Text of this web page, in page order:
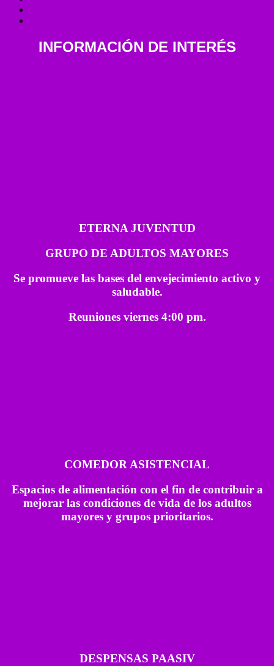
INFORMACIÓN DE INTERÉS
ETERNA JUVENTUD
GRUPO DE ADULTOS MAYORES
Se promueve las bases del envejecimiento activo y
saludable.
Reuniones viernes 4:00 pm.
COMEDOR ASISTENCIAL
Espacios de alimentación con el fin de contribuir a
mejorar las condiciones de vida de los adultos
mayores y grupos prioritarios.
DESPENSAS PAASIV